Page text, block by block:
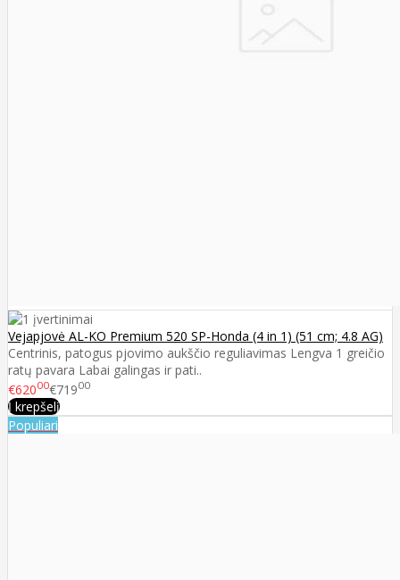
Vejapjovė AL-KO Premium 520 SP-Honda (4 in 1) (51 cm; 4.8 AG)
Centrinis, patogus pjovimo aukščio reguliavimas Lengva 1 greičio
ratų pavara Labai galingas ir pati..
€62000€71900
Į krepšelį
Populiari